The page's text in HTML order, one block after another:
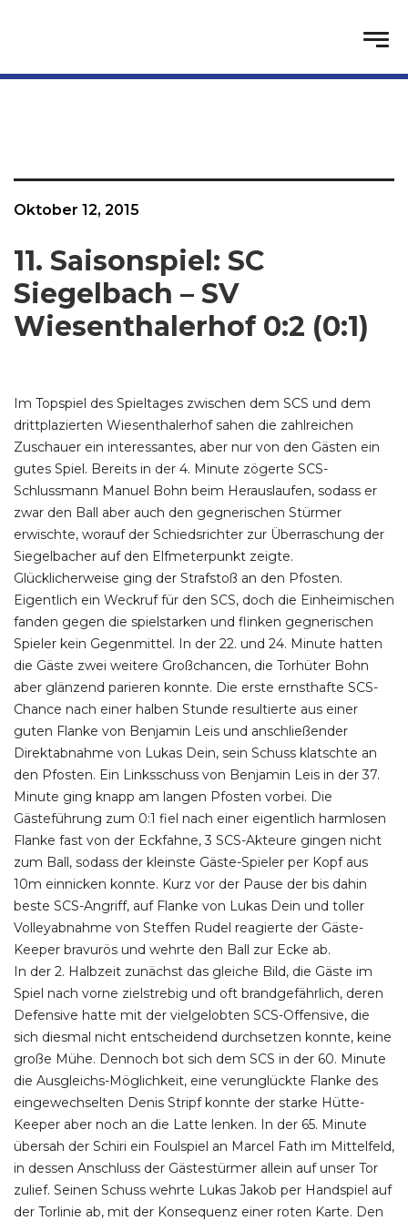
Oktober 12, 2015
11. Saisonspiel: SC
Siegelbach – SV
Wiesenthalerhof 0:2 (0:1)
Im Topspiel des Spieltages zwischen dem SCS und dem
drittplazierten Wiesenthalerhof sahen die zahlreichen
Zuschauer ein interessantes, aber nur von den Gästen ein
gutes Spiel. Bereits in der 4. Minute zögerte SCS-
Schlussmann Manuel Bohn beim Herauslaufen, sodass er
zwar den Ball aber auch den gegnerischen Stürmer
erwischte, worauf der Schiedsrichter zur Überraschung der
Siegelbacher auf den Elfmeterpunkt zeigte.
Glücklicherweise ging der Strafstoß an den Pfosten.
Eigentlich ein Weckruf für den SCS, doch die Einheimischen
fanden gegen die spielstarken und flinken gegnerischen
Spieler kein Gegenmittel. In der 22. und 24. Minute hatten
die Gäste zwei weitere Großchancen, die Torhüter Bohn
aber glänzend parieren konnte. Die erste ernsthafte SCS-
Chance nach einer halben Stunde resultierte aus einer
guten Flanke von Benjamin Leis und anschließender
Direktabnahme von Lukas Dein, sein Schuss klatschte an
den Pfosten. Ein Linksschuss von Benjamin Leis in der 37.
Minute ging knapp am langen Pfosten vorbei. Die
Gästeführung zum 0:1 fiel nach einer eigentlich harmlosen
Flanke fast von der Eckfahne, 3 SCS-Akteure gingen nicht
zum Ball, sodass der kleinste Gäste-Spieler per Kopf aus
10m einnicken konnte. Kurz vor der Pause der bis dahin
beste SCS-Angriff, auf Flanke von Lukas Dein und toller
Volleyabnahme von Steffen Rudel reagierte der Gäste-
Keeper bravurös und wehrte den Ball zur Ecke ab.
In der 2. Halbzeit zunächst das gleiche Bild, die Gäste im
Spiel nach vorne zielstrebig und oft brandgefährlich, deren
Defensive hatte mit der vielgelobten SCS-Offensive, die
sich diesmal nicht entscheidend durchsetzen konnte, keine
große Mühe. Dennoch bot sich dem SCS in der 60. Minute
die Ausgleichs-Möglichkeit, eine verunglückte Flanke des
eingewechselten Denis Stripf konnte der starke Hütte-
Keeper aber noch an die Latte lenken. In der 65. Minute
übersah der Schiri ein Foulspiel an Marcel Fath im Mittelfeld,
in dessen Anschluss der Gästestürmer allein auf unser Tor
zulief. Seinen Schuss wehrte Lukas Jakob per Handspiel auf
der Torlinie ab, mit der Konsequenz einer roten Karte. Den